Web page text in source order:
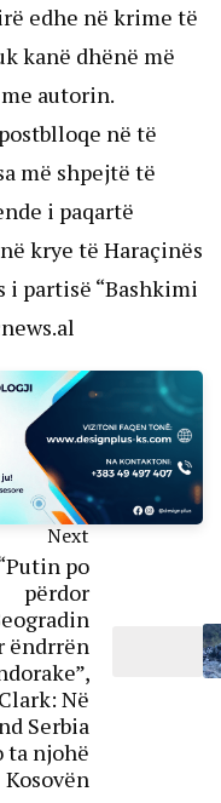
edhe në krime të
kanë dhënë më
autorin.
në të
më shpejtë të
i paqartë
krye të Haraçinës
i partisë “Bashkimi
Next
po
përdor
ëndrrën
Clark: Në
Serbia
ta njohë
Kosovën